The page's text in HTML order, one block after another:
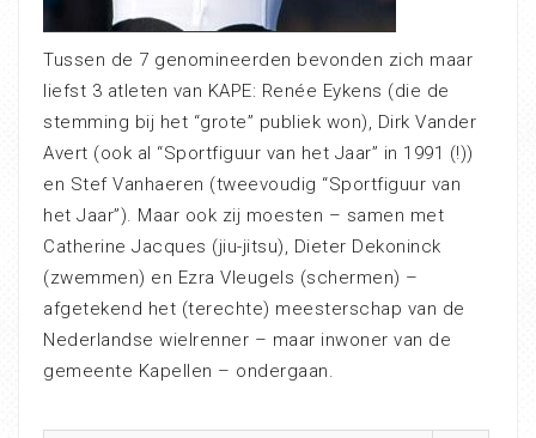
Tussen de 7 genomineerden bevonden zich maar
liefst 3 atleten van KAPE: Renée Eykens (die de
stemming bij het “grote” publiek won), Dirk Vander
Avert (ook al “Sportfiguur van het Jaar” in 1991 (!))
en Stef Vanhaeren (tweevoudig “Sportfiguur van
het Jaar”). Maar ook zij moesten – samen met
Catherine Jacques (jiu-jitsu), Dieter Dekoninck
(zwemmen) en Ezra Vleugels (schermen) –
afgetekend het (terechte) meesterschap van de
Nederlandse wielrenner – maar inwoner van de
gemeente Kapellen – ondergaan.